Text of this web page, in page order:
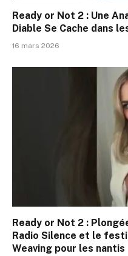
Ready or Not 2 : Une
Diable Se Cache dans
16 mars 2026
Ready or Not 2 :
Radio Silence et le
Weaving pour les nantis